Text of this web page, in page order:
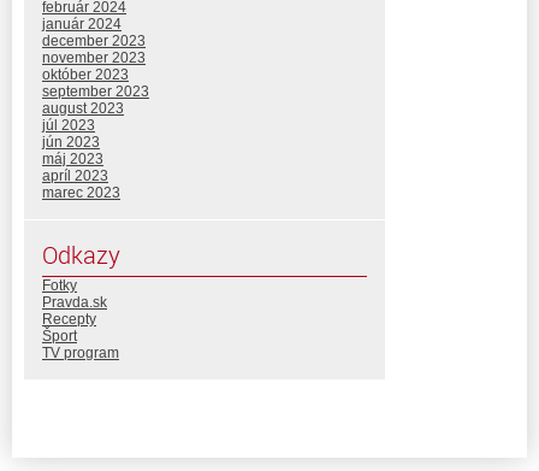
február 2024
január 2024
december 2023
november 2023
október 2023
september 2023
august 2023
júl 2023
jún 2023
máj 2023
apríl 2023
marec 2023
Odkazy
Fotky
Pravda.sk
Recepty
Šport
TV program